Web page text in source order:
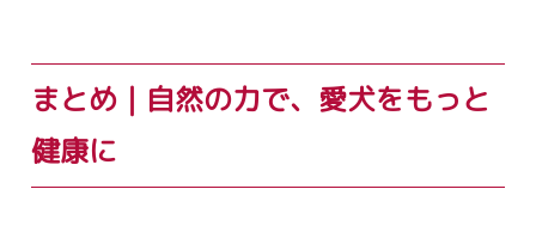
まとめ｜自然の力で、愛犬をもっと
健康に